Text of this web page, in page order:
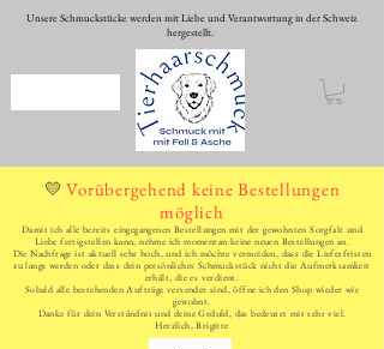
Unsere Schmuckstücke werden mit Liebe und Verantwortung in der Schweiz
hergestellt.
💛 Vorübergehend keine Bestellungen
möglich
Damit ich alle bereits eingegangenen Bestellungen mit der gewohnten Sorgfalt und
Liebe fertigstellen kann, nehme ich momentan keine neuen Bestellungen an.
Die Nachfrage ist aktuell sehr hoch, und ich möchte vermeiden, dass die Lieferfristen
zu lange werden oder dass dein persönliches Schmuckstück nicht die Aufmerksamkeit
erhält, die es verdient.
Sobald alle bestehenden Aufträge versendet sind, öffne ich den Shop wieder wie
gewohnt.
Danke für dein Verständnis und deine Geduld, das bedeutet mir sehr viel.
Herzlich, Brigitte